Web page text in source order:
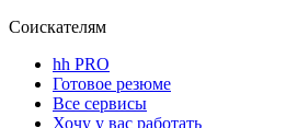
Соискателям
hh PRO
Готовое резюме
Все сервисы
Хочу у вас работать